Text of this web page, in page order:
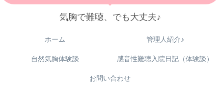
気胸で難聴、でも大丈夫♪
ホーム 管理人紹介♪
自然気胸体験談 感音性難聴入院日記（体験談）
お問い合わせ